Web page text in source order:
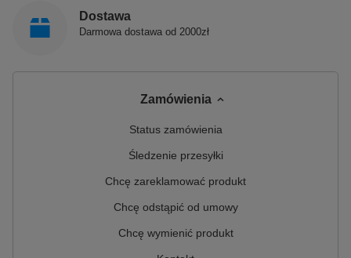
Dostawa
Darmowa dostawa od 2000zł
Zamówienia
Status zamówienia
Śledzenie przesyłki
Chcę zareklamować produkt
Chcę odstąpić od umowy
Chcę wymienić produkt